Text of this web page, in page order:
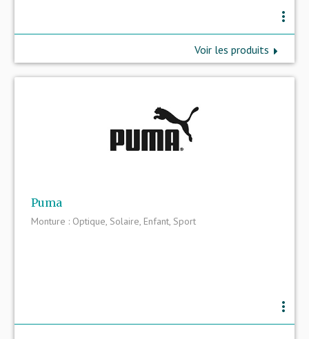
more_vert
Voir les produits
Puma
Monture : Optique, Solaire, Enfant, Sport
more_vert